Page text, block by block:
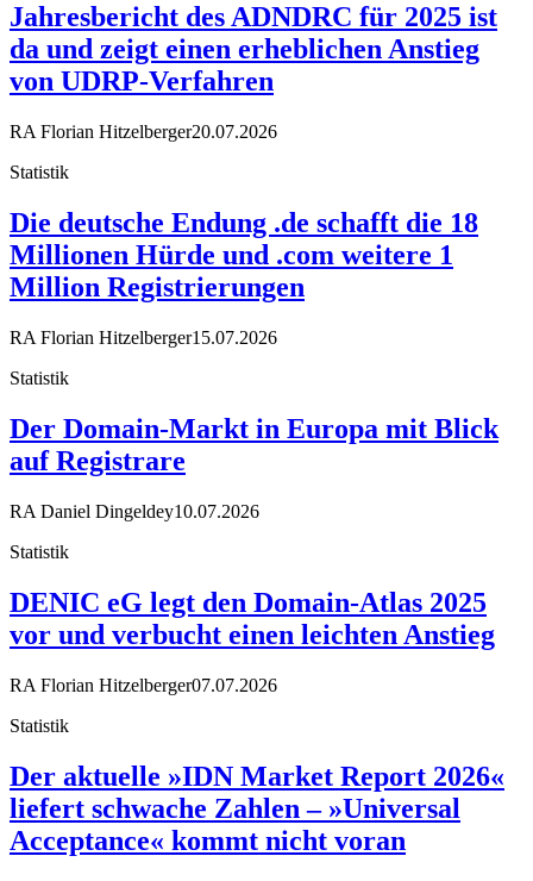
Jahresbericht des ADNDRC für 2025 ist
da und zeigt einen erheblichen Anstieg
von UDRP-Verfahren
RA Florian Hitzelberger20.07.2026
Statistik
Die deutsche Endung .de schafft die 18
Millionen Hürde und .com weitere 1
Million Registrierungen
RA Florian Hitzelberger15.07.2026
Statistik
Der Domain-Markt in Europa mit Blick
auf Registrare
RA Daniel Dingeldey10.07.2026
Statistik
DENIC eG legt den Domain-Atlas 2025
vor und verbucht einen leichten Anstieg
RA Florian Hitzelberger07.07.2026
Statistik
Der aktuelle »IDN Market Report 2026«
liefert schwache Zahlen – »Universal
Acceptance« kommt nicht voran